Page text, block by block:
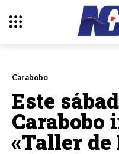
Carabobo
Este
«Taller